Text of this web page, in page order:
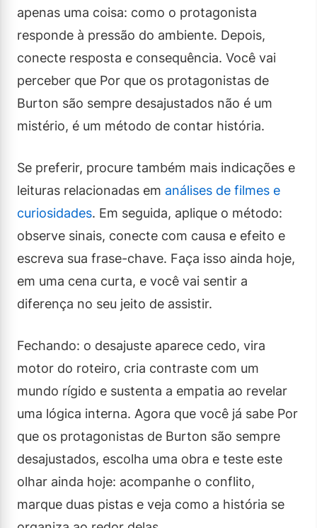
apenas uma coisa: como o protagonista
responde à pressão do ambiente. Depois,
conecte resposta e consequência. Você vai
perceber que Por que os protagonistas de
Burton são sempre desajustados não é um
mistério, é um método de contar história.
Se preferir, procure também mais indicações e
leituras relacionadas em análises de filmes e
curiosidades. Em seguida, aplique o método:
observe sinais, conecte com causa e efeito e
escreva sua frase-chave. Faça isso ainda hoje,
em uma cena curta, e você vai sentir a
diferença no seu jeito de assistir.
Fechando: o desajuste aparece cedo, vira
motor do roteiro, cria contraste com um
mundo rígido e sustenta a empatia ao revelar
uma lógica interna. Agora que você já sabe Por
que os protagonistas de Burton são sempre
desajustados, escolha uma obra e teste este
olhar ainda hoje: acompanhe o conflito,
marque duas pistas e veja como a história se